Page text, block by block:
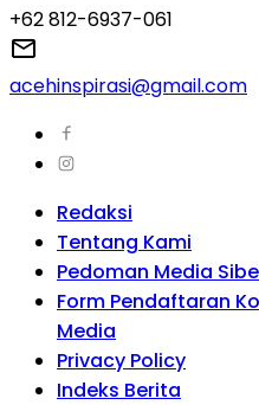
+62 812-6937-061
acehinspirasi@gmail.com
Redaksi
Tentang Kami
Pedoman Media
Form Pendaftaran
Media
Privacy Policy
Indeks Berita